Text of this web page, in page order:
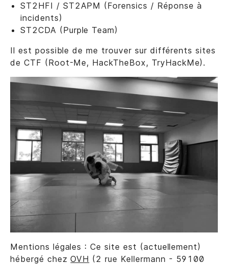
ST2HFI / ST2APM (Forensics / Réponse à
incidents)
ST2CDA (Purple Team)
Il est possible de me trouver sur différents sites
de CTF (Root-Me, HackTheBox, TryHackMe).
Mentions légales : Ce site est (actuellement)
hébergé chezOVH (2 rue Kellermann - 59100